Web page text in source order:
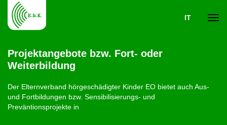
IT
Projektangebote bzw. Fort- oder
Weiterbildung
Der Elternverband hörgeschädigter Kinder EO bietet auch Aus-
und Fortbildungen bzw. Sensibilisierungs- und
Preväntionsprojekte in